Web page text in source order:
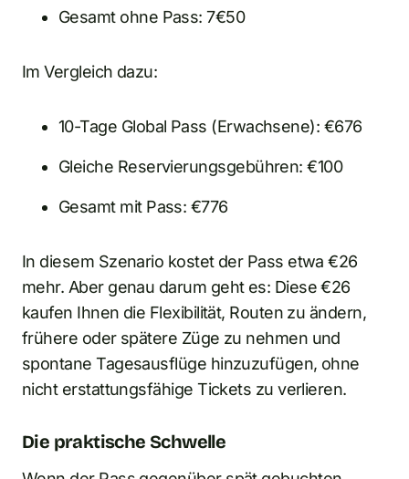
Gesamt ohne Pass: 7€50
Im Vergleich dazu:
10-Tage Global Pass (Erwachsene): €676
Gleiche Reservierungsgebühren: €100
Gesamt mit Pass: €776
In diesem Szenario kostet der Pass etwa €26
mehr. Aber genau darum geht es: Diese €26
kaufen Ihnen die Flexibilität, Routen zu ändern,
frühere oder spätere Züge zu nehmen und
spontane Tagesausflüge hinzuzufügen, ohne
nicht erstattungsfähige Tickets zu verlieren.
Die praktische Schwelle